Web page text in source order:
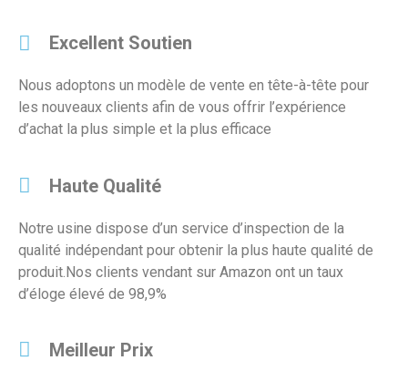
Excellent Soutien
Nous adoptons un modèle de vente en tête-à-tête pour
les nouveaux clients afin de vous offrir l’expérience
d’achat la plus simple et la plus efficace
Haute Qualité
Notre usine dispose d’un service d’inspection de la
qualité indépendant pour obtenir la plus haute qualité de
produit.Nos clients vendant sur Amazon ont un taux
d’éloge élevé de 98,9%
Meilleur Prix